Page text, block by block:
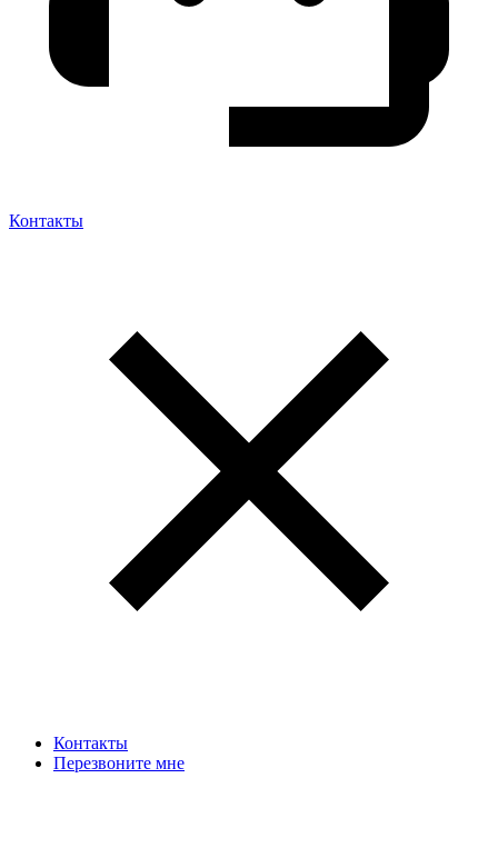
Контакты
Контакты
Перезвоните мне